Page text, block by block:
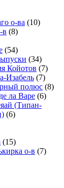
о-ва (10)
в (8)
(54)
(34)
Койотов (7)
Изабель (7)
полюс (8)
ла Варе (6)
(Типан-
(6)
(15)
о-в (7)